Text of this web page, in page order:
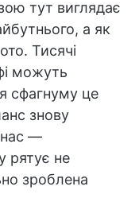
тут виглядає
а як
Тисячі
можуть
сфагнуму це
знову
нас —
рятує не
зроблена